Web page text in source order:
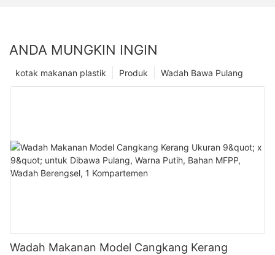
ANDA MUNGKIN INGIN
Wadah Bawa Pulang
Produk
kotak makanan plastik
Wadah Makanan Model Cangkang Kerang